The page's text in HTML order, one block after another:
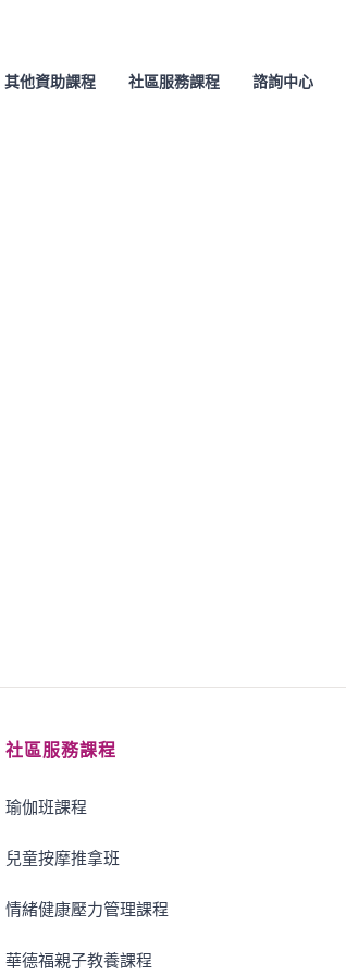
其他資助課程 社區服務課程 諮詢中心
社區服務課程
瑜伽班課程
兒童按摩推拿班
情緒健康壓力管理課程
華德福親子教養課程